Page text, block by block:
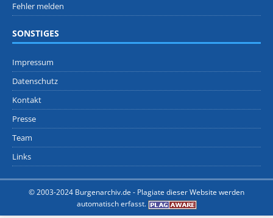
Fehler melden
SONSTIGES
Impressum
Datenschutz
Kontakt
Presse
Team
Links
© 2003-2024 Burgenarchiv.de - Plagiate dieser Website werden
automatisch erfasst.